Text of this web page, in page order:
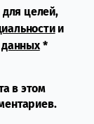
для целей,
и
данных*
в этом